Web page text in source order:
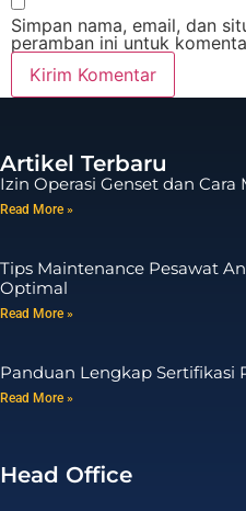
Simpan nama, email, dan
peramban ini untuk
Artikel Terbaru
Izin Operasi Genset dan
Read More »
Tips Maintenance Pesawat
Optimal
Read More »
Panduan Lengkap Sertifikasi
Read More »
Head Office